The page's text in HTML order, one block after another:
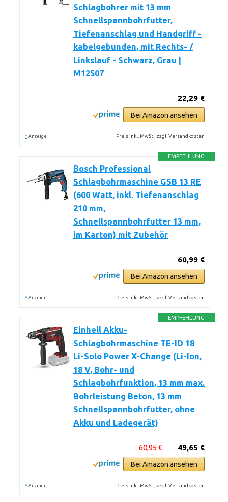
Schlagbohrer mit 13 mm
Schnellspannbohrfutter,
Tiefenanschlag und Handgriff -
kabelgebunden, mit Rechts- /
Linkslauf - Schwarz, Grau |
M12507
22,29 €
Bei Amazon ansehen
* Anzeige Preis inkl. MwSt., zzgl. Versandkosten
EMPFEHLUNG
Bosch Professional
Schlagbohrmaschine GSB 13 RE
(600 Watt, inkl. Tiefenanschlag
210 mm,
Schnellspannbohrfutter 13 mm,
im Karton) mit Zubehör
60,99 €
Bei Amazon ansehen
* Anzeige Preis inkl. MwSt., zzgl. Versandkosten
EMPFEHLUNG
Einhell Akku-
Schlagbohrmaschine TE-ID 18
Li-Solo Power X-Change (Li-Ion,
18 V, Bohr- und
Schlagbohrfunktion, 13 mm max.
Bohrleistung Beton, 13 mm
Schnellspannbohrfutter, ohne
Akku und Ladegerät)
49,65 €
60,95 €
Bei Amazon ansehen
* Anzeige Preis inkl. MwSt., zzgl. Versandkosten